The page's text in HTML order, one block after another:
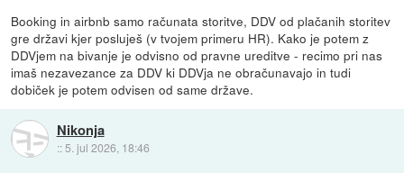
Booking in airbnb samo računata storitve, DDV od plačanih storitev
gre državi kjer posluješ (v tvojem primeru HR). Kako je potem z
DDVjem na bivanje je odvisno od pravne ureditve - recimo pri nas
imaš nezavezance za DDV ki DDVja ne obračunavajo in tudi
dobiček je potem odvisen od same države.
Nikonja
:: 5. jul 2026, 18:46